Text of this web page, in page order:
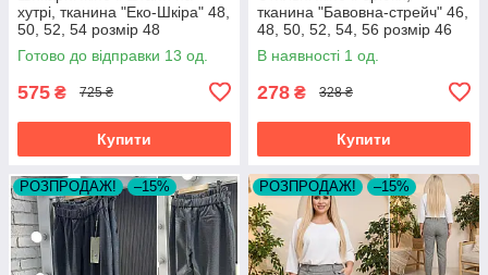
хутрі, тканина "Еко-Шкіра" 48,
50, 52, 54 розмір 48
Готово до відправки 13 од.
575 ₴ 725 ₴
Купити
тканина "Бавовна-стрейч" 46,
48, 50, 52, 54, 56 розмір 46
В наявності 1 од.
278 ₴ 328 ₴
Купити
РОЗПРОДАЖ! –15% РОЗПРОДАЖ! –15%